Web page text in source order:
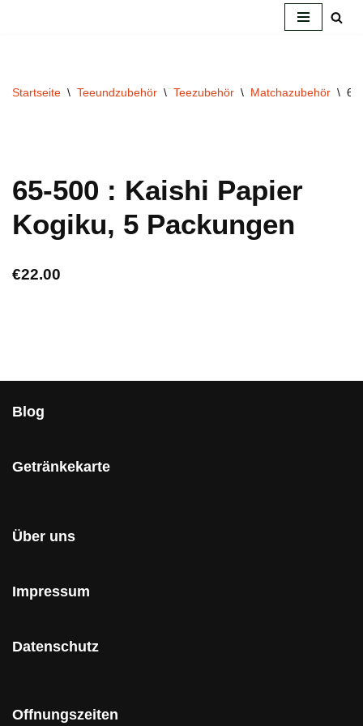
Startseite \ Teeundzubehör \ Teezubehör \ Matchazubehör \
65-500 : Kaishi Papier
Kogiku, 5 Packungen
€22.00
Blog
Getränkekarte
Über uns
Impressum
Datenschutz
Offnungszeiten